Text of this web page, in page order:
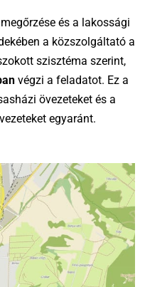
és a lakossági
a közszolgáltató a
szisztéma szerint,
végzi a feladatot. Ez a
övezeteket és a
egyaránt.